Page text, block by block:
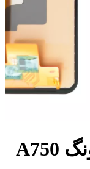
تاچ ال سی دی سامسونگ A750